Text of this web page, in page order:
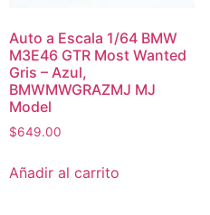
Auto a Escala 1/64 BMW
M3E46 GTR Most Wanted
Gris – Azul,
BMWMWGRAZMJ MJ
Model
$649.00
Añadir al carrito